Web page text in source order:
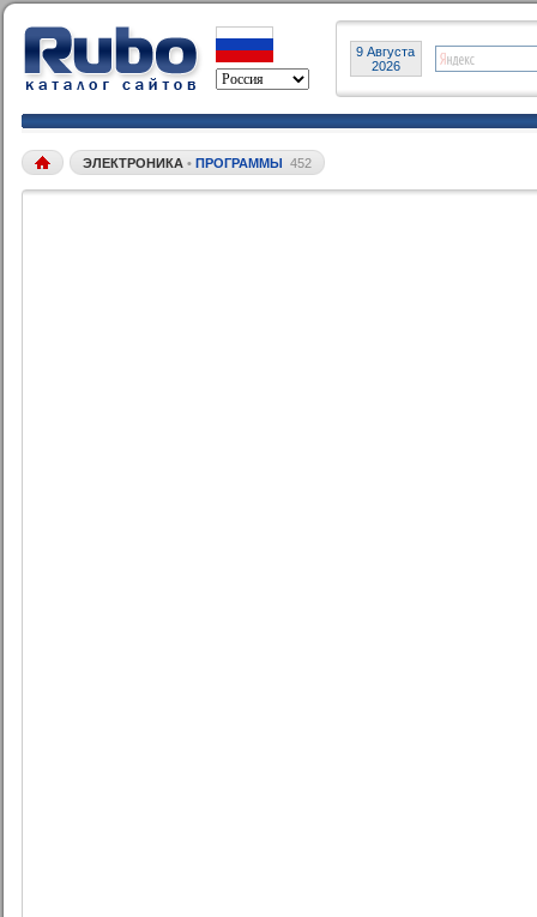
9 Августа
2026
ЭЛЕКТРОНИКА • ПРОГРАММЫ 452